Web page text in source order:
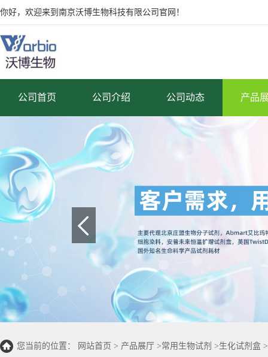
你好，欢迎来到南京沃博生物科技有限公司官网！
公司首页 公司介绍 公司动态 产品
您当前的位置： 网站首页 > 产品展厅 >常用生物试剂 >生化试剂盒 >